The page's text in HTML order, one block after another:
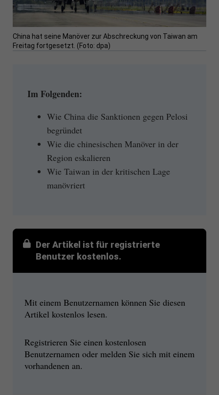
China hat seine Manöver zur Abschreckung von Taiwan am
Freitag fortgesetzt. (Foto: dpa)
Im Folgenden:
Wie China die Sanktionen gegen Pelosi
begründet
Wie die chinesischen Manöver in der
Region eskalieren
Wie Taiwan in der kritischen Lage
manövriert
Der Artikel ist für registrierte
Benutzer kostenlos.
Mit einem Benutzernamen können Sie diesen
Artikel kostenlos lesen.
Registrieren Sie einen kostenlosen
Benutzernamen oder melden Sie sich mit einem
vorhandenen an.